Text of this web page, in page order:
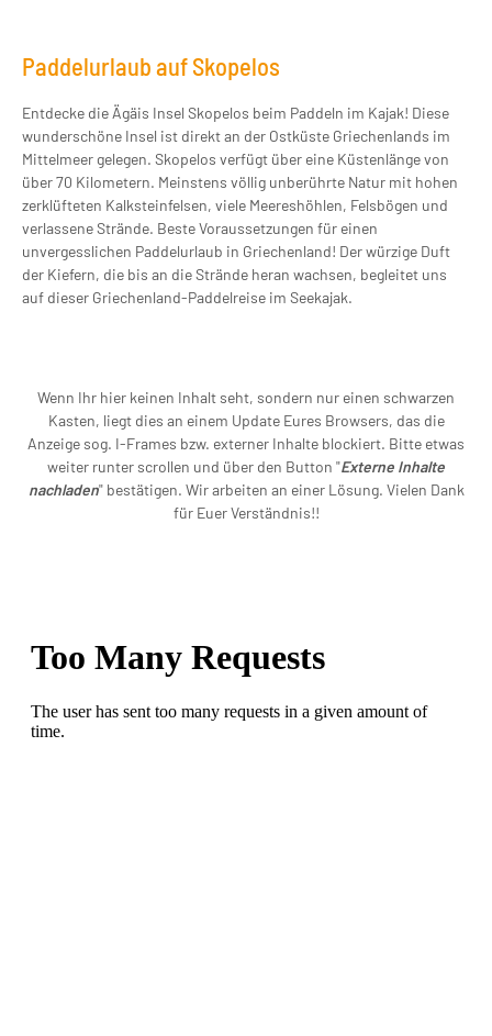
Paddelurlaub auf Skopelos
Entdecke die Ägäis Insel Skopelos beim Paddeln im Kajak! Diese
wunderschöne Insel ist direkt an der Ostküste Griechenlands im
Mittelmeer gelegen. Skopelos verfügt über eine Küstenlänge von
über 70 Kilometern. Meinstens völlig unberührte Natur mit hohen
zerklüfteten Kalksteinfelsen, viele Meereshöhlen, Felsbögen und
verlassene Strände. Beste Voraussetzungen für einen
unvergesslichen Paddelurlaub in Griechenland! Der würzige Duft
der Kiefern, die bis an die Strände heran wachsen, begleitet uns
auf dieser Griechenland-Paddelreise im Seekajak.
Wenn Ihr hier keinen Inhalt seht, sondern nur einen schwarzen
Kasten, liegt dies an einem Update Eures Browsers, das die
Anzeige sog. I-Frames bzw. externer Inhalte blockiert. Bitte etwas
weiter runter scrollen und über den Button "Externe Inhalte
nachladen" bestätigen. Wir arbeiten an einer Lösung. Vielen Dank
für Euer Verständnis!!